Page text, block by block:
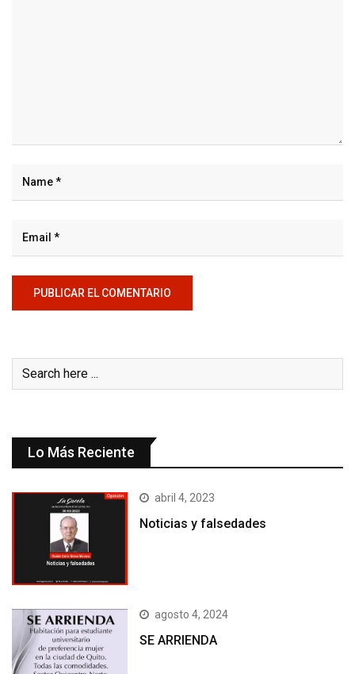
Lo Más Reciente
abril 4, 2023
Noticias y falsedades
agosto 4, 2024
SE ARRIENDA